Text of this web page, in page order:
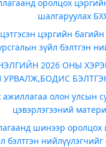
оролцох
шалгаруулах
цэргийн
зүйл бэлтгэн
2026 ОНЫ
олон улсын
цэвэрлэгээний
шинээр оролцох
бэлтгэн